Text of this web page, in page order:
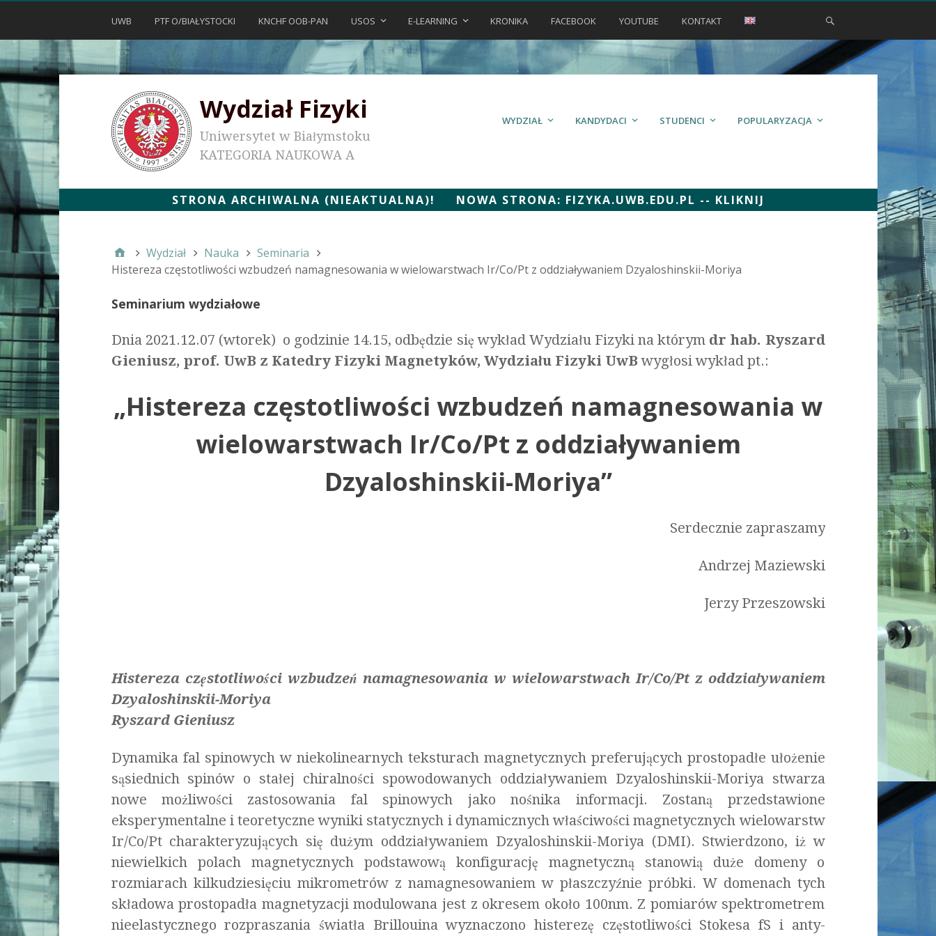
UWB PTF O/BIAŁYSTOCKI KNCHF OOB-PAN USOS E-LEARNING KRONIKA FACEBOOK YOUTUBE KONTAKT
Wydział Fizyki
Uniwersytet w Białymstoku
KATEGORIA NAUKOWA A
WYDZIAŁ KANDYDACI STUDENCI POPULARYZACJA
STRONA ARCHIWALNA (NIEAKTUALNA)! NOWA STRONA: FIZYKA.UWB.EDU.PL -- KLIKNIJ
Wydział Nauka
Seminaria
Histereza częstotliwości wzbudzeń namagnesowania w wielowarstwach Ir/Co/Pt z oddziaływaniem Dzyaloshinskii-Moriya
Seminarium wydziałowe
Dnia 2021.12.07 (wtorek) o godzinie 14.15, odbędzie się wykład Wydziału Fizyki na którym dr hab. Ryszard
Gieniusz, prof. UwB z Katedry Fizyki Magnetyków, Wydziału Fizyki UwB wygłosi wykład pt.:
„Histereza częstotliwości wzbudzeń namagnesowania w
wielowarstwach Ir/Co/Pt z oddziaływaniem
Dzyaloshinskii-Moriya”
Serdecznie zapraszamy
Andrzej Maziewski
Jerzy Przeszowski
Histereza częstotliwości wzbudzeń namagnesowania w wielowarstwach Ir/Co/Pt z oddziaływaniem
Dzyaloshinskii-Moriya
Ryszard Gieniusz
Dynamika fal spinowych w niekolinearnych teksturach magnetycznych preferujących prostopadłe ułożenie
sąsiednich spinów o stałej chiralności spowodowanych oddziaływaniem Dzyaloshinskii-Moriya stwarza
nowe możliwości zastosowania fal spinowych jako nośnika informacji. Zostaną przedstawione
eksperymentalne i teoretyczne wyniki statycznych i dynamicznych właściwości magnetycznych wielowarstw
Ir/Co/Pt charakteryzujących się dużym oddziaływaniem Dzyaloshinskii-Moriya (DMI). Stwierdzono, iż w
niewielkich polach magnetycznych podstawową konfigurację magnetyczną stanowią duże domeny o
rozmiarach kilkudziesięciu mikrometrów z namagnesowaniem w płaszczyźnie próbki. W domenach tych
składowa prostopadła magnetyzacji modulowana jest z okresem około 100nm. Z pomiarów spektrometrem
nieelastycznego rozpraszania światła Brillouina wyznaczono histerezę częstotliwości Stokesa fS i anty-